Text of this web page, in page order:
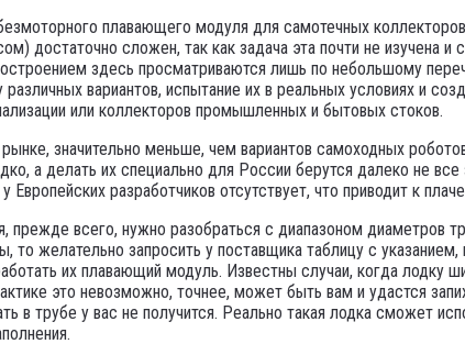
плавающего модуля для самотечных
достаточно сложен, так как задача эта почти не изучена и
здесь просматриваются лишь по небольшому
вариантов, испытание их в реальных условиях и
или коллекторов промышленных и бытовых стоков.
значительно меньше, чем вариантов самоходных
а делать их специально для России берутся далеко не все
Европейских разработчиков отсутствует, что приводит к
всего, нужно разобраться с диапазоном диаметров
то желательно запросить у поставщика таблицу с
их плавающий модуль. Известны случаи, когда лодку
это невозможно, точнее, может быть вам и удастся
в трубе у вас не получится. Реально такая лодка сможет